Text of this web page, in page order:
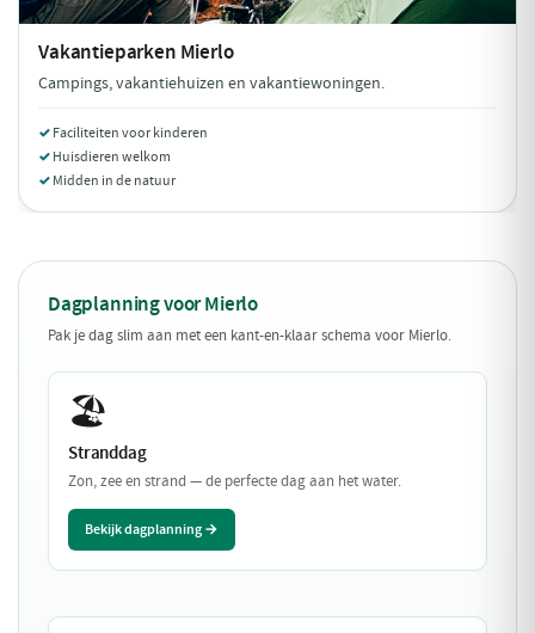
Vakantieparken Mierlo
Campings, vakantiehuizen en vakantiewoningen.
Faciliteiten voor kinderen
Huisdieren welkom
Midden in de natuur
Dagplanning voor Mierlo
Pak je dag slim aan met een kant-en-klaar schema voor Mierlo.
🏖️
Stranddag
Zon, zee en strand — de perfecte dag aan het water.
Bekijk dagplanning →